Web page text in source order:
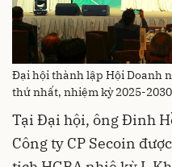
Đại hội thành lập Hội Doanh
thứ nhất, nhiệm kỳ 2025-
Tại Đại hội, ông Đinh
Công ty CP Secoin